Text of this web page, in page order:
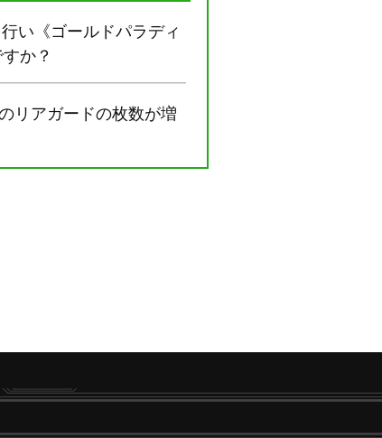
い《ゴールドパラディ
か？
リアガードの枚数が増